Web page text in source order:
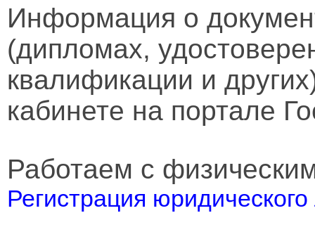
Информация о
(дипломах,
квалификации и
кабинете на портале
Работаем с
Регистрация